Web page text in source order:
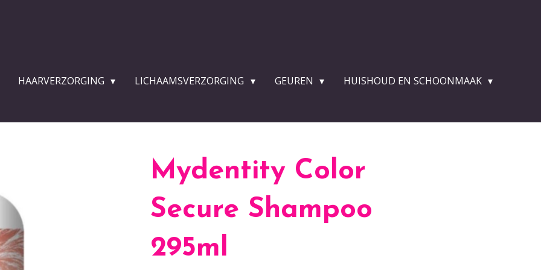
HAARVERZORGING LICHAAMSVERZORGING GEUREN
HUISHOUD EN SCHOONMAAK
Mydentity Color
Secure Shampoo
295ml